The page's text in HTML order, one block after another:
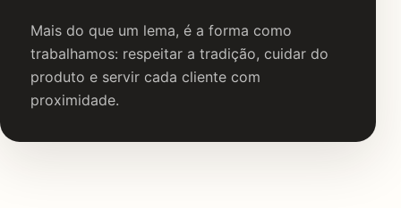
Mais do que um lema, é a forma como
trabalhamos: respeitar a tradição, cuidar do
produto e servir cada cliente com
proximidade.